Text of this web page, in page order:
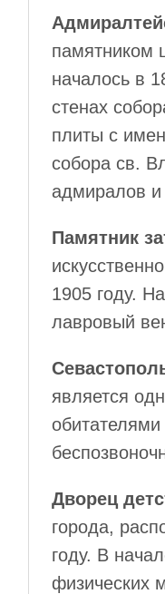
памятником
началось в
стенах
плиты с
собора св.
адмиралов и
Памятник
1905 году.
лавровый
является
Дворец
города,
году. В
физических